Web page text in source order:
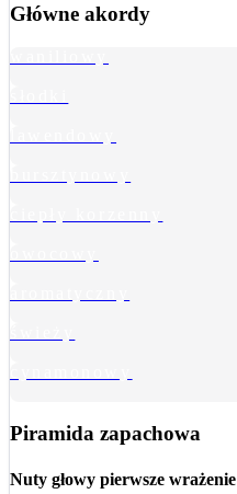
Główne akordy
Piramida zapachowa
Nuty głowy pierwsze wrażenie